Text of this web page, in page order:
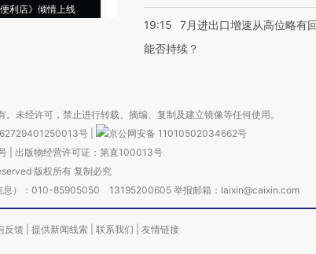
利店》倾情上线
有意思的生活方式·
19:15
7月进出口增速从高位略有
能否持续？
未经许可，禁止进行转载、摘编、复制及建立镜像等任何使用。
号
京公网安备 11010502034662号
| 出版物经营许可证：第直100013号
版权所有 复制必究
息）：010-85905050 13195200605 举报邮箱：laixin@caixin.com
反馈 提供新闻线索 联系我们 友情链接